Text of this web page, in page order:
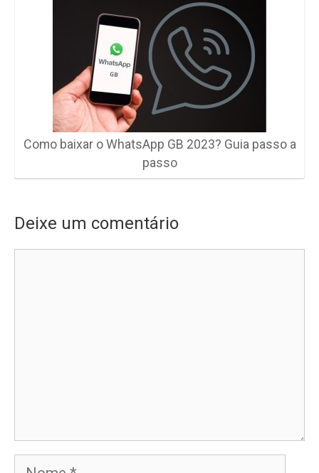
Como baixar o WhatsApp GB 2023? Guia passo a
passo
Deixe um comentário
Nome